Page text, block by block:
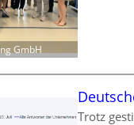
GmbH
Trotz